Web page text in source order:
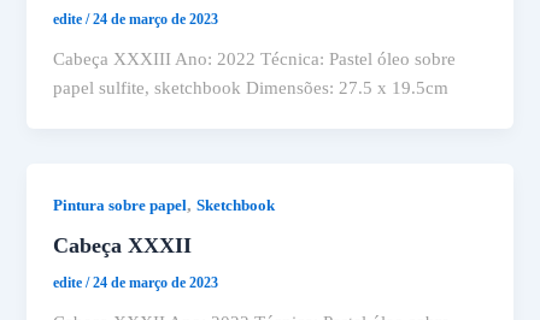
edite/24 de março de 2023
Cabeça XXXIII Ano: 2022 Técnica: Pastel óleo sobre
papel sulfite, sketchbook Dimensões: 27.5 x 19.5cm
Pintura sobre papel,Sketchbook
Cabeça XXXII
edite/24 de março de 2023